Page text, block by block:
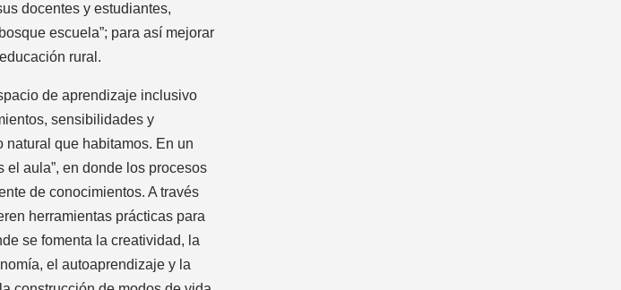
docentes y estudiantes,
escuela”; para así mejorar
rural.
de aprendizaje inclusivo
sensibilidades y
que habitamos. En un
el aula”, en donde los procesos
de conocimientos. A través
herramientas prácticas para
se fomenta la creatividad, la
el autoaprendizaje y la